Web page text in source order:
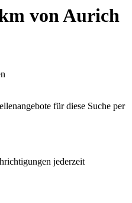
von Aurich
für diese Suche per
jederzeit